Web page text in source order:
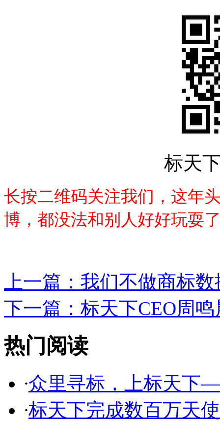
标天
长按二维码关注我们，这年
博，都没法和别人好好玩耍
上一篇： 我们不做商标
下一篇： 标天下CEO周
热门阅读
·众里寻标，上标天下
·标天下完成数百万天